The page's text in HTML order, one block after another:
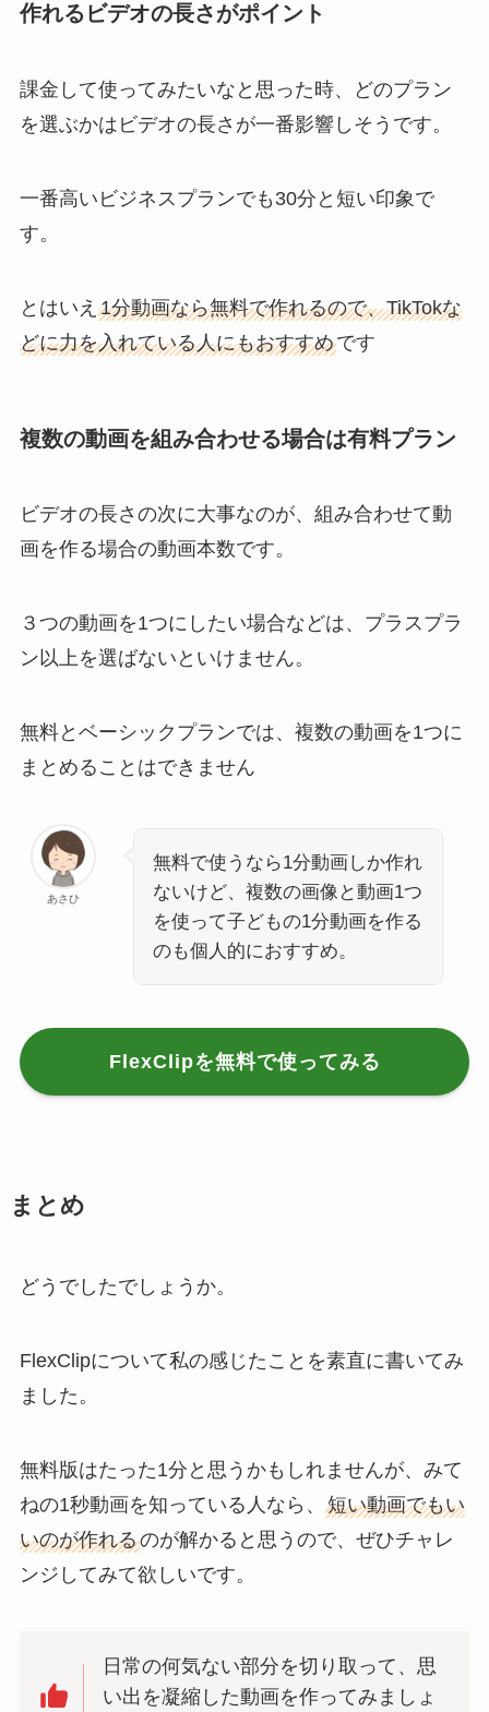
作れるビデオの長さがポイント
課金して使ってみたいなと思った時、どのプラン
を選ぶかはビデオの長さが一番影響しそうです。
一番高いビジネスプランでも30分と短い印象で
す。
とはいえ 1分動画なら無料で作れるので、TikTokな
どに力を入れている人にもおすすめです
複数の動画を組み合わせる場合は有料プラン
ビデオの長さの次に大事なのが、組み合わせて動
画を作る場合の動画本数です。
３つの動画を1つにしたい場合などは、プラスプラ
ン以上を選ばないといけません。
無料とベーシックプランでは、複数の動画を1つに
まとめることはできません
あさひ
無料で使うなら1分動画しか作れ
ないけど、複数の画像と動画1つ
を使って子どもの1分動画を作る
のも個人的におすすめ。
FlexClipを無料で使ってみる
まとめ
どうでしたでしょうか。
FlexClipについて私の感じたことを素直に書いてみ
ました。
無料版はたった1分と思うかもしれませんが、みて
ねの1秒動画を知っている人なら、 短い動画でもい
いのが作れるのが解かると思うので、ぜひチャレ
ンジしてみて欲しいです。
日常の何気ない部分を切り取って、思
い出を凝縮した動画を作ってみましょ